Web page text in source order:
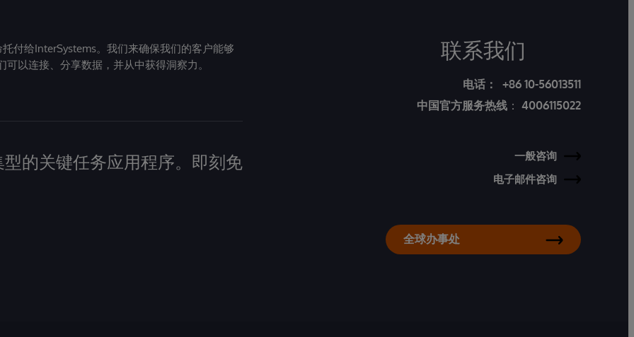
付给InterSystems。我们来确保我们的客户能够
以连接、分享数据，并从中获得洞察力。
的关键任务应用程序。即刻免
联系我们
电话：
+86 10-56013511
中国官方服务热线 ： 4006115022
一般咨询
电子邮件咨询
全球办事处